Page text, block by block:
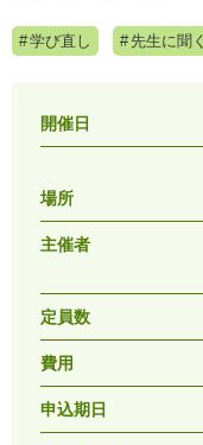
学び直し 先生に聞く
開催日
場所
主催者
定員数
費用
申込期日